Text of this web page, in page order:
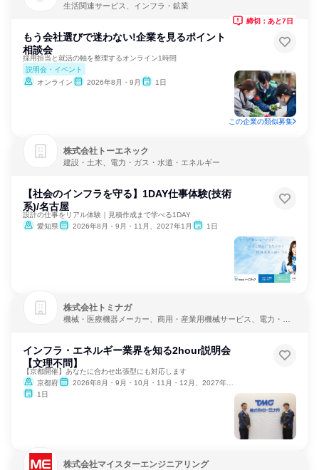
生活関連サービス、インフラ・鉱業
もう会社選びで迷わない!企業を見るポイント
相談会
採用担当と就活の軸を整理するオンライン1時間
説明会・イベント
オンライン
2026年8月・9月 1日
締切：あと7日
この企業の類似募集
株式会社トーエネック
建設・土木、電力・ガス・水道・エネルギー
【社会のインフラを守る】1DAY仕事体験(技術
系)/名古屋
設計の仕事をリアル体験｜見積作成まで学べる1DAY
愛知県
2026年8月・9月・11月、2027年1月 1日
株式会社トミナガ
機械・医療機器メーカー、商用・産業用機械サービス、電力・ガ
インフラ・エネルギー業界を知る2hour説明会
【文理不問】
【京都開催】あなたに合わせ出張型にも対応します
京都府
2026年8月・9月・10月・11月・12月、2027年1月・2月
1日
株式会社マイスターエンジニアリング